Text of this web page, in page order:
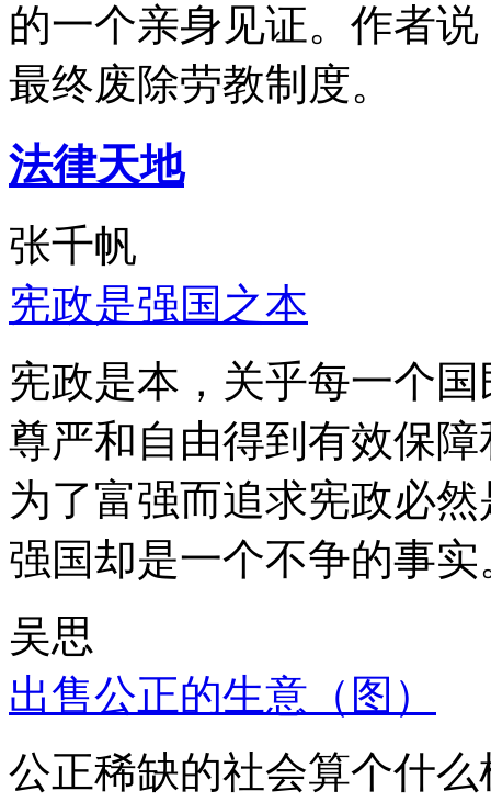
的一个亲身见证。作者
最终废除劳教制度。
法律天地
张千帆
宪政是强国之本
宪政是本，关乎每一个
尊严和自由得到有效保
为了富强而追求宪政必
强国却是一个不争的事实
吴思
出售公正的生意（图）
公正稀缺的社会算个什